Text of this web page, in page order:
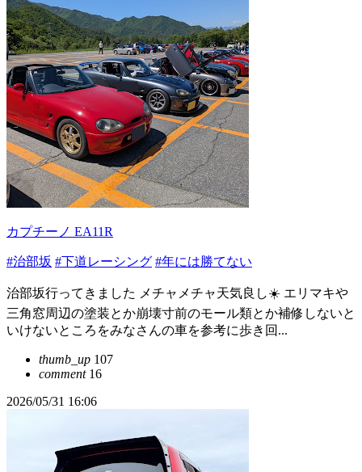
カプチーノ EA11R
#治部坂 #下道レーシング #年には勝てない
治部坂行ってきました メチャメチャ天気良し☀️ エリマキや
三角窓周辺の塗装とか崩壊寸前のモール類とか補修しないと
いけないところをみなさんの車を参考に歩き回...
thumb_up 107
comment16
2026/05/31 16:06